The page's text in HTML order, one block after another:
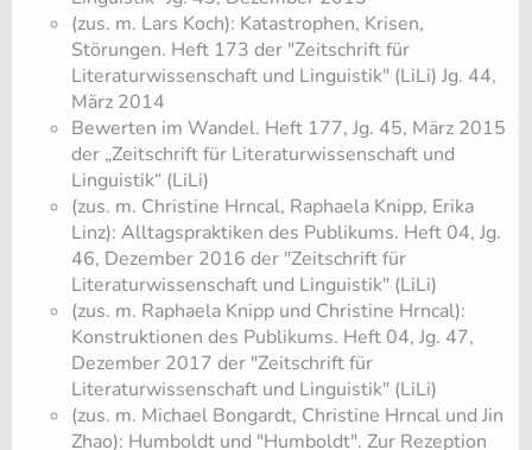
(zus. m. Lars Koch): Katastrophen, Krisen,
Störungen. Heft 173 der "Zeitschrift für
Literaturwissenschaft und Linguistik" (LiLi) Jg. 44,
März 2014
Bewerten im Wandel. Heft 177, Jg. 45, März 2015
der „Zeitschrift für Literaturwissenschaft und
Linguistik“ (LiLi)
(zus. m. Christine Hrncal, Raphaela Knipp, Erika
Linz): Alltagspraktiken des Publikums. Heft 04, Jg.
46, Dezember 2016 der "Zeitschrift für
Literaturwissenschaft und Linguistik" (LiLi)
(zus. m. Raphaela Knipp und Christine Hrncal):
Konstruktionen des Publikums. Heft 04, Jg. 47,
Dezember 2017 der "Zeitschrift für
Literaturwissenschaft und Linguistik" (LiLi)
(zus. m. Michael Bongardt, Christine Hrncal und Jin
Zhao): Humboldt und "Humboldt". Zur Rezeption